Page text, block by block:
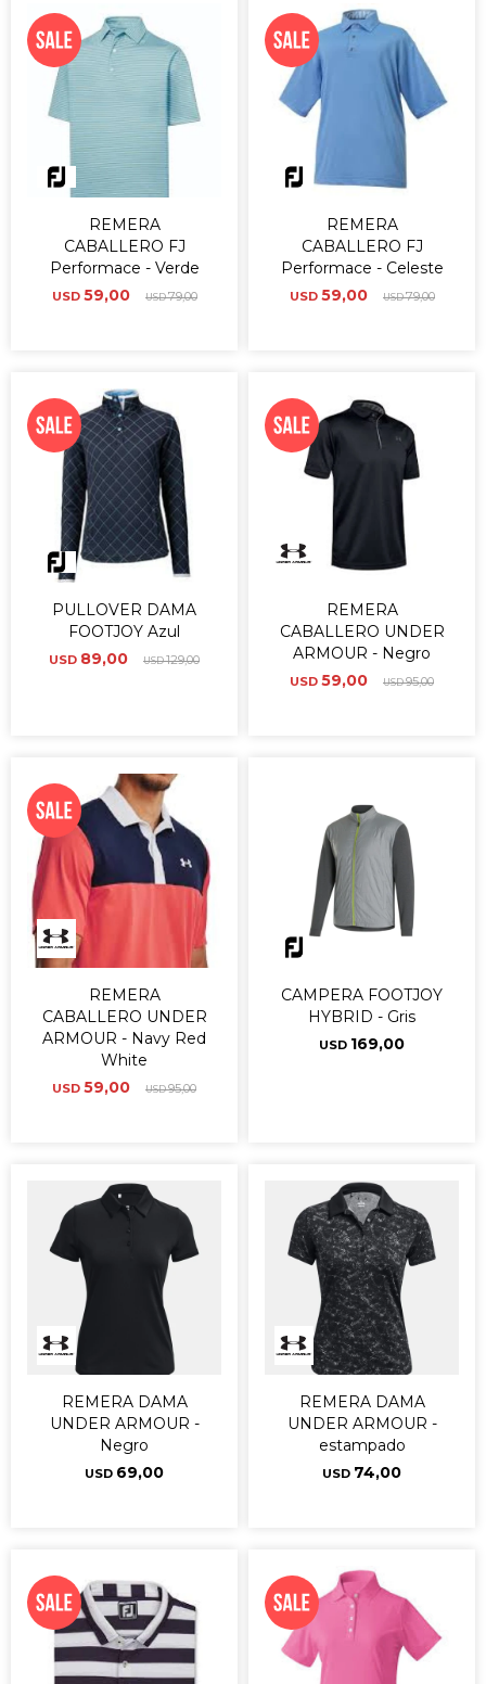
REMERA
CABALLERO FJ
Performace - Verde
USD 59,00 USD79,00
REMERA
CABALLERO FJ
Performace - Celeste
USD 59,00 USD79,00
PULLOVER DAMA
FOOTJOY Azul
USD 89,00 USD129,00
REMERA
CABALLERO UNDER
ARMOUR - Negro
USD 59,00 USD95,00
REMERA
CABALLERO UNDER
ARMOUR - Navy Red
White
USD 59,00 USD95,00
CAMPERA FOOTJOY
HYBRID - Gris
USD 169,00
REMERA DAMA
UNDER ARMOUR -
Negro
USD 69,00
REMERA DAMA
UNDER ARMOUR -
estampado
USD 74,00